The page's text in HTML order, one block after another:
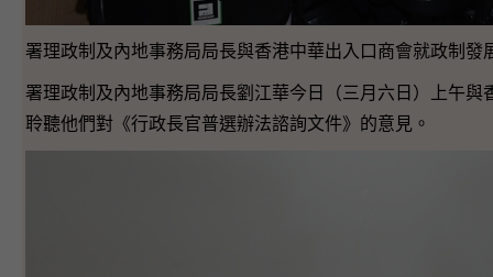
署理政制及內地事務局局長與香港中華出入口商會就政制發
署理政制及內地事務局局長劉江華今日（三月六日）上午與
聆聽他們對《行政長官普選辦法諮詢文件》的意見。